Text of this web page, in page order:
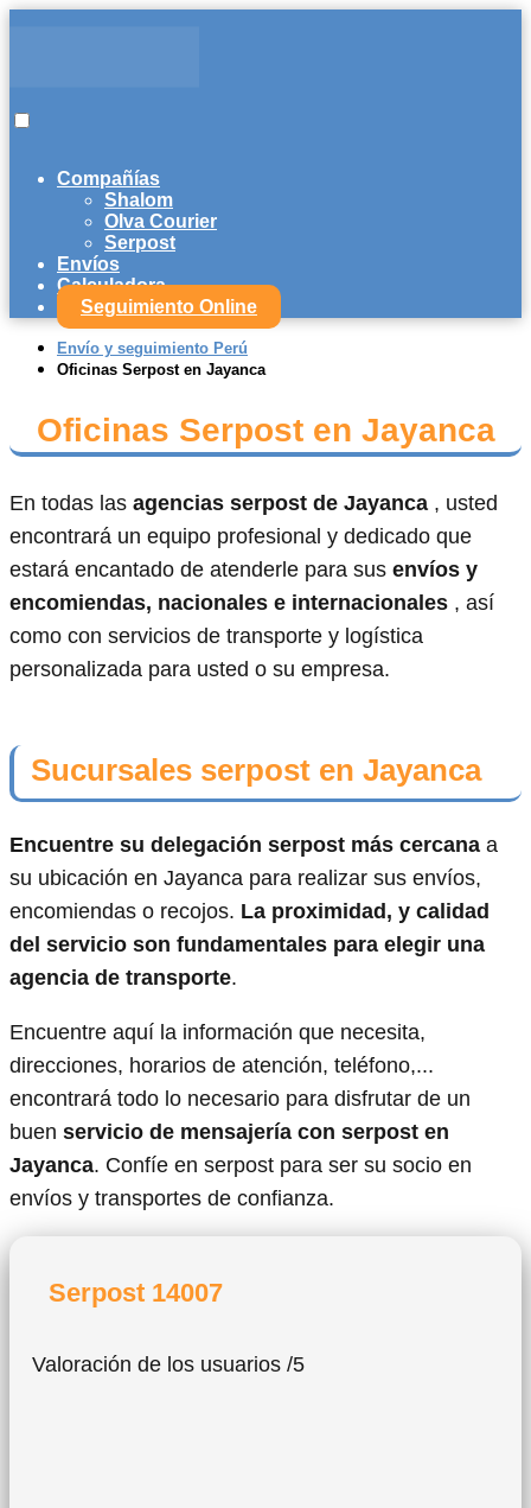
Compañías
Shalom
Olva Courier
Serpost
Envíos
Calculadora
Seguimiento Online
Envío y seguimiento Perú
Oficinas Serpost en Jayanca
Oficinas Serpost en Jayanca
En todas las agencias serpost de Jayanca , usted
encontrará un equipo profesional y dedicado que
estará encantado de atenderle para sus envíos y
encomiendas, nacionales e internacionales , así
como con servicios de transporte y logística
personalizada para usted o su empresa.
Sucursales serpost en Jayanca
Encuentre su delegación serpost más cercana a
su ubicación en Jayanca para realizar sus envíos,
encomiendas o recojos. La proximidad, y calidad
del servicio son fundamentales para elegir una
agencia de transporte.
Encuentre aquí la información que necesita,
direcciones, horarios de atención, teléfono,...
encontrará todo lo necesario para disfrutar de un
buen servicio de mensajería con serpost en
Jayanca. Confíe en serpost para ser su socio en
envíos y transportes de confianza.
Serpost 14007
Valoración de los usuarios /5